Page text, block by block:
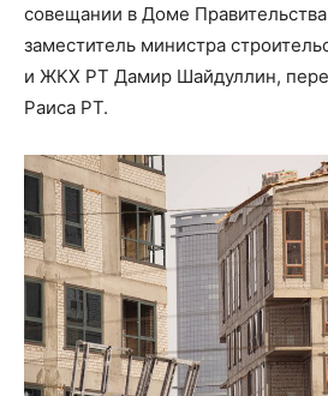
совещании в Доме
заместитель министра
и ЖКХ РТ Дамир Шайдуллин,
Раиса РТ.